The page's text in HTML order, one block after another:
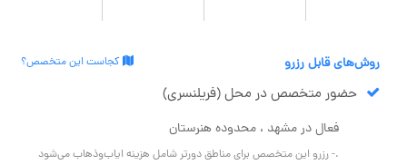
روش‌های قابل رزرو
حضور متخصص در محل (فریلنسری)
فعال در مشهد ، محدوده هنرستان
.- رزرو این متخصص برای مناطق دورتر شامل هزینه ایاب‌وذهاب می‌شود
کجاست این متخصص؟